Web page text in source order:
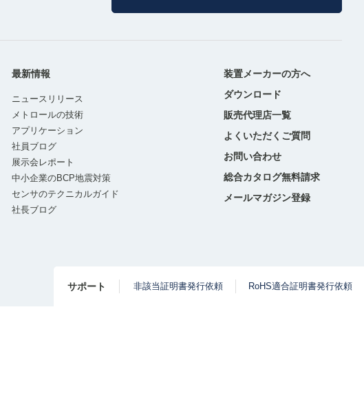
最新情報
ニュースリリース
メトロールの技術
アプリケーション
社員ブログ
展示会レポート
中小企業のBCP地震対策
センサのテクニカルガイド
社長ブログ
装置メーカーの方へ
ダウンロード
販売代理店一覧
よくいただくご質問
お問い合わせ
総合カタログ無料請求
メールマガジン登録
サポート 非該当証明書発行依頼 RoHS適合証明書発行依頼